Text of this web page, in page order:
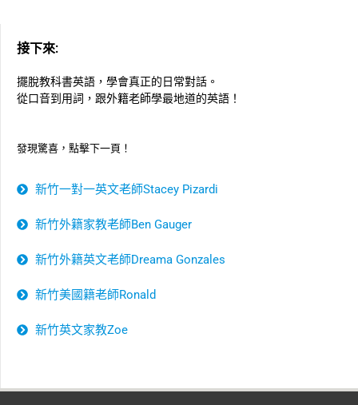
接下來:
擺脫教科書英語，學會真正的日常對話。
從口音到用詞，跟外籍老師學最地道的英語！
發現驚喜，點擊下一頁！
新竹一對一英文老師Stacey Pizardi
新竹外籍家教老師Ben Gauger
新竹外籍英文老師Dreama Gonzales
新竹美國籍老師Ronald
新竹英文家教Zoe